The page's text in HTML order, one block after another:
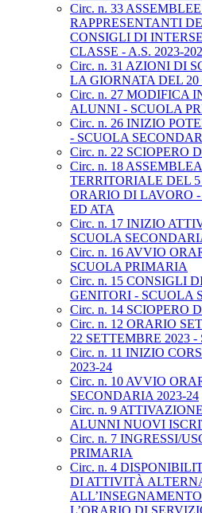
Circ. n. 33
RAPPRESENTANTI
CONSIGLI DI
CLASSE - A.S. 2023-
Circ. n. 31 AZIONI DI
LA GIORNATA DEL 20
Circ. n. 27 MODIFICA
ALUNNI - SCUOLA
Circ. n. 26 INIZIO
- SCUOLA
Circ. n. 22 SCIOPERO
Circ. n. 18
TERRITORIALE DEL
ORARIO DI LAVORO
ED ATA
Circ. n. 17 INIZIO
SCUOLA
Circ. n. 16 AVVIO
SCUOLA PRIMARIA
Circ. n. 15 CONSIGLI
GENITORI - SCUOLA
Circ. n. 14 SCIOPERO
Circ. n. 12 ORARIO
22 SETTEMBRE 2023
Circ. n. 11 INIZIO
2023-24
Circ. n. 10 AVVIO
SECONDARIA 2023-24
Circ. n. 9
ALUNNI NUOVI
Circ. n. 7 INGRESSI/
PRIMARIA
Circ. n. 4
DI ATTIVITÀ